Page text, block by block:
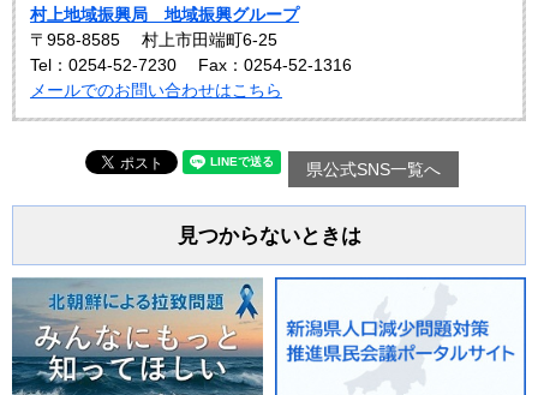
村上地域振興局 地域振興グループ
〒958-8585
村上市田端町6-25
Tel：0254-52-7230
Fax：0254-52-1316
メールでのお問い合わせはこちら
県公式SNS一覧へ
見つからないときは